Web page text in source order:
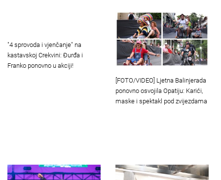
"4 sprovoda i vjenčanje" na
kastavskoj Crekvini: Đurđa i
Franko ponovno u akciji!
[FOTO/VIDEO] Ljetna Balinjerada
ponovno osvojila Opatiju: Karići,
maske i spektakl pod zvijezdama